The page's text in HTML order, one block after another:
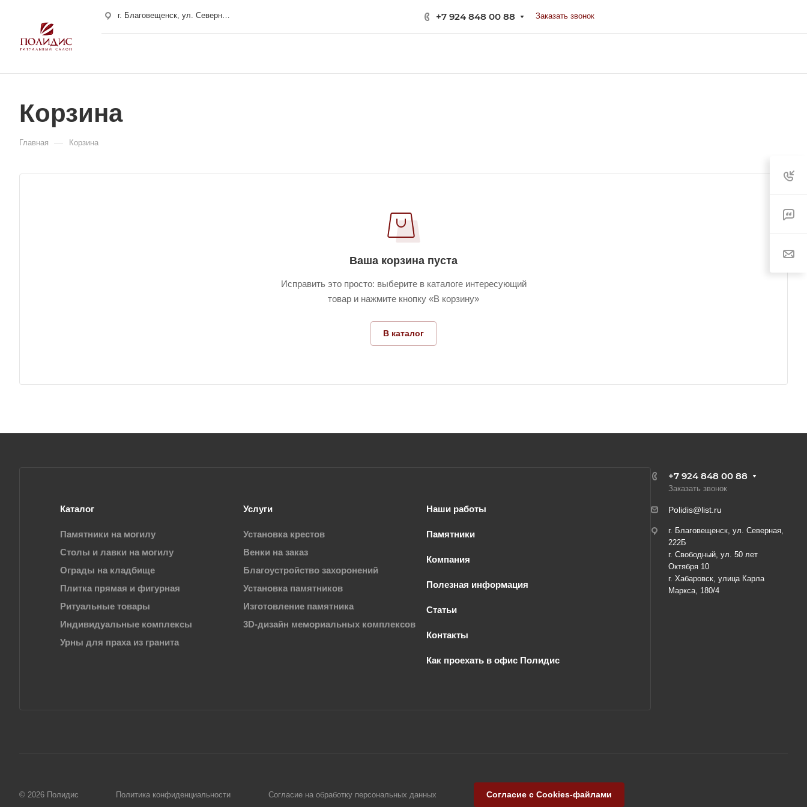
г. Благовещенск, ул. Северная, 222Б
+7 924 848 00 88 Заказать звонок
Корзина
Главная — Корзина
Ваша корзина пуста
Исправить это просто: выберите в каталоге интересующий
товар и нажмите кнопку «В корзину»
В каталог
Каталог
Памятники на могилу
Столы и лавки на могилу
Ограды на кладбище
Плитка прямая и фигурная
Ритуальные товары
Индивидуальные комплексы
Урны для праха из гранита
Услуги
Установка крестов
Венки на заказ
Благоустройство захоронений
Установка памятников
Изготовление памятника
3D-дизайн мемориальных комплексов
Наши работы
Памятники
Компания
Полезная информация
Статьи
Контакты
Как проехать в офис Полидис
+7 924 848 00 88
Заказать звонок
Polidis@list.ru
г. Благовещенск, ул. Северная,
222Б
г. Свободный, ул. 50 лет
Октября 10
г. Хабаровск, улица Карла
Маркса, 180/4
© 2026 Полидис Политика конфиденциальности Согласие на обработку персональных данных Согласие с Cookies-файлами